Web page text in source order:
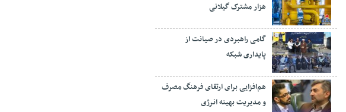
هزار مشترک گیلانی
گامی راهبردی در صیانت از
پایداری شبکه
هم‌افزایی برای ارتقای فرهنگ مصرف
و مدیریت بهینه انرژی